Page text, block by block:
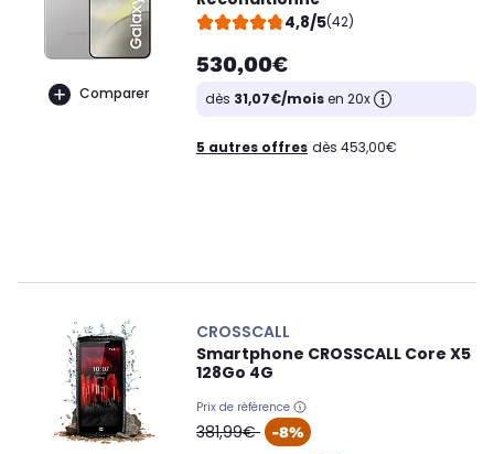
Comparer
4,8/5(42)
530,00€
dès 31,07€/moisen 20x
5 autres offres dès 453,00€
CROSSCALL
Smartphone CROSSCALL Core X5
128Go 4G
Prix de référence
oldPrice
381,99€ -8%